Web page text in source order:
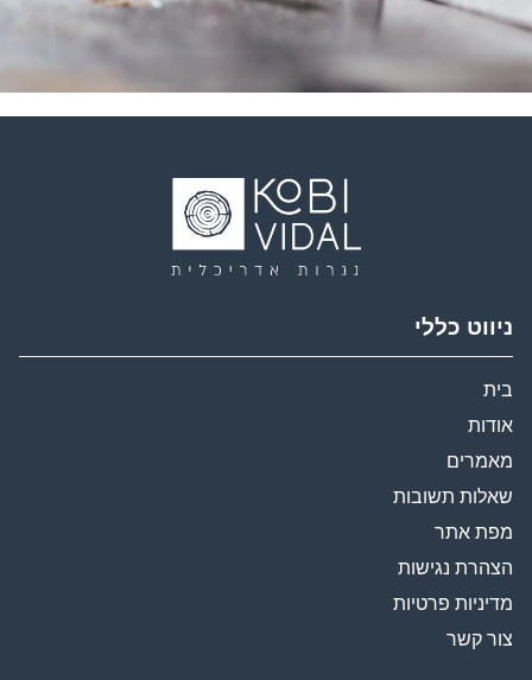
ניווט כללי
בית
אודות
מאמרים
שאלות תשובות
מפת אתר
הצהרת נגישות
מדיניות פרטיות
צור קשר